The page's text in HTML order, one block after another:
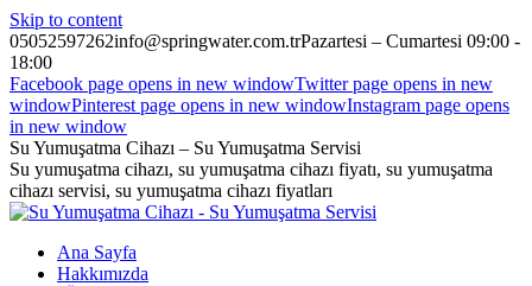
Skip to content
05052597262info@springwater.com.trPazartesi – Cumartesi 09:00 -
18:00
Facebook page opens in new windowTwitter page opens in new
windowPinterest page opens in new windowInstagram page opens
in new window
Su Yumuşatma Cihazı – Su Yumuşatma Servisi
Su yumuşatma cihazı, su yumuşatma cihazı fiyatı, su yumuşatma
cihazı servisi, su yumuşatma cihazı fiyatları
Ana Sayfa
Hakkımızda